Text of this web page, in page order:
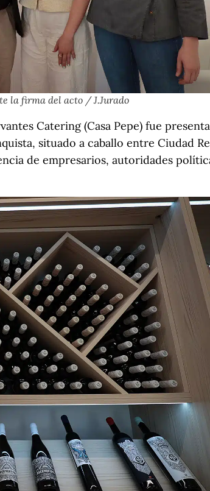
la firma del acto / J.Jurado
Catering (Casa Pepe) fue
situado a caballo entre Ciudad
de empresarios, autoridades